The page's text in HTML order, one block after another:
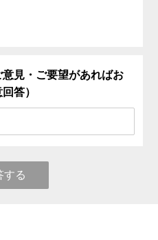
見・ご要望があればお
答）
する